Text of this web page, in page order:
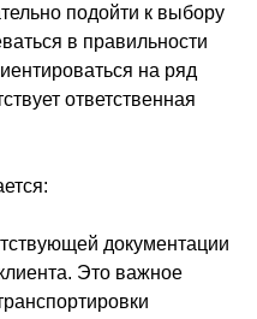
подойти к выбору
в правильности
на ряд
ответственная
документации
Это важное